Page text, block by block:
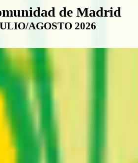
Comunidad de
de Madrid
AGOSTO 2026